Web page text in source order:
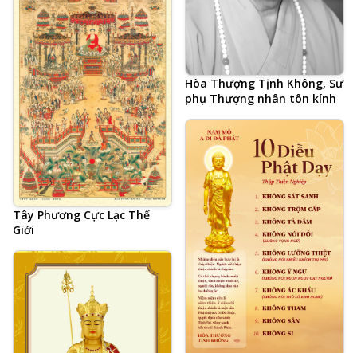
Hòa Thượng Tịnh Không, Sư
phụ Thượng nhân tôn kính
Tây Phương Cực Lạc Thế
Giới